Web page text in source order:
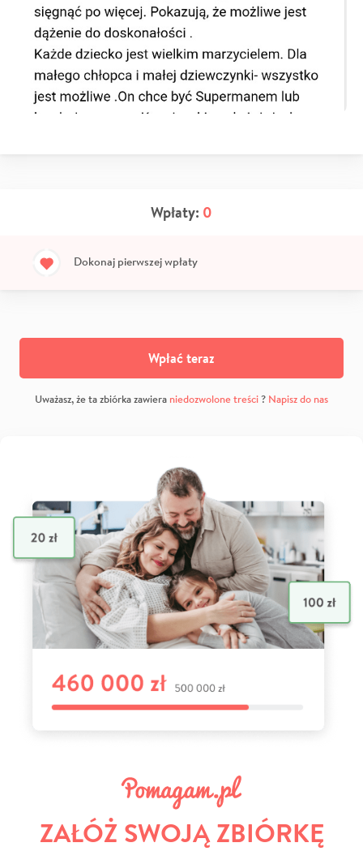
Wpłaty: 0
Dokonaj pierwszej wpłaty
Wpłać teraz
Uważasz, że ta zbiórka zawiera niedozwolone treści? Napisz do nas
ZAŁÓŻ SWOJĄ ZBIÓRKĘ